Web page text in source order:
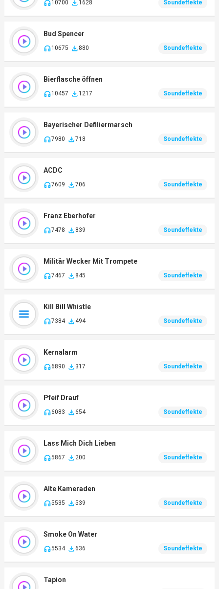
10700 1628 Soundeffekte
Bud Spencer
10675 880 Soundeffekte
Bierflasche öffnen
10457 1217 Soundeffekte
Bayerischer Defiliermarsch
7980 718 Soundeffekte
ACDC
7609 706 Soundeffekte
Franz Eberhofer
7478 839 Soundeffekte
Militär Wecker Mit Trompete
7467 845 Soundeffekte
Kill Bill Whistle
7384 494 Soundeffekte
Kernalarm
6890 317 Soundeffekte
Pfeif Drauf
6083 654 Soundeffekte
Lass Mich Dich Lieben
5867 200 Soundeffekte
Alte Kameraden
5535 539 Soundeffekte
Smoke On Water
5534 636 Soundeffekte
Tapion